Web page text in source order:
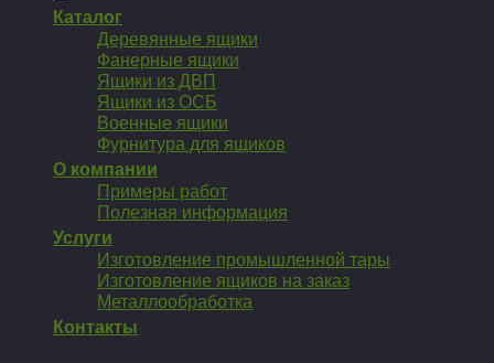
Каталог
Деревянные ящики
Фанерные ящики
Ящики из ДВП
Ящики из ОСБ
Военные ящики
Фурнитура для ящиков
О компании
Примеры работ
Полезная информация
Услуги
Изготовление промышленной тары
Изготовление ящиков на заказ
Металлообработка
Контакты